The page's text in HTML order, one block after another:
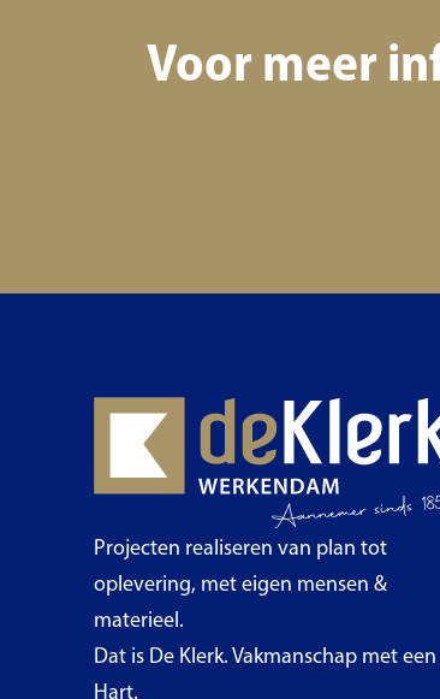
Voor meer
Projecten realiseren van plan tot
oplevering, met eigen mensen &
materieel.
Dat is De Klerk. Vakmanschap met een
Hart.